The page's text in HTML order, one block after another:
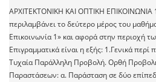
ΑΡΧΙΤΕΚΤΟΝΙΚΗ ΚΑΙ ΟΠΤΙΚΗ
περιλαμβάνει το δεύτερο μέρος του
Επικοινωνία 1» και αφορά στην περιοχή
Επιγραμματικά είναι η εξής: 1.Γενικά
Τυχαία Παράλληλη Προβολή. Ορθή
Παραστάσεων: α. Παράσταση σε δύο